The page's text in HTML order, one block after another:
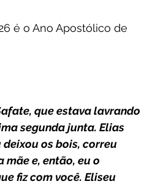
é o Ano Apostólico de
que estava lavrando
segunda junta. Elias
deixou os bois, correu
mãe e, então, eu o
fiz com você. Eliseu